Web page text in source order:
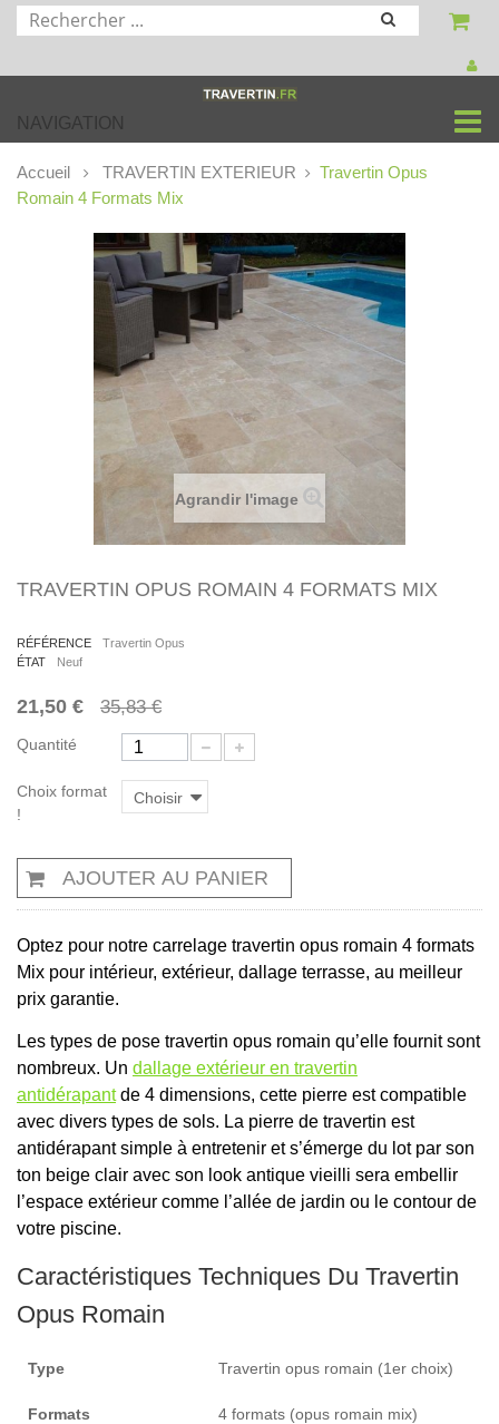
NAVIGATION
Accueil TRAVERTIN EXTERIEUR
Travertin Opus
Romain 4 Formats Mix
Agrandir l'image
TRAVERTIN OPUS ROMAIN 4 FORMATS MIX
RÉFÉRENCE
Travertin Opus
ÉTAT
Neuf
21,50 € 35,83 €
Quantité
Choix format
!
Choisir
AJOUTER AU PANIER
Optez pour notre carrelage travertin opus romain 4 formats
Mix pour intérieur, extérieur, dallage terrasse, au meilleur
prix garantie.
Les types de pose travertin opus romain qu’elle fournit sont
nombreux. Un dallage extérieur en travertin
antidérapantde 4 dimensions, cette pierre est compatible
avec divers types de sols. La pierre de travertin est
antidérapant simple à entretenir et s’émerge du lot par son
ton beige clair avec son look antique vieilli sera embellir
l’espace extérieur comme l’allée de jardin ou le contour de
votre piscine.
Caractéristiques Techniques Du Travertin
Opus Romain
Type Travertin opus romain (1er choix)
Formats 4 formats (opus romain mix)